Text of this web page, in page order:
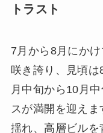
トラスト
7月から8月にか
咲き誇り、見頃
月中旬から10月
スが満開を迎え
揺れ、高層ビル